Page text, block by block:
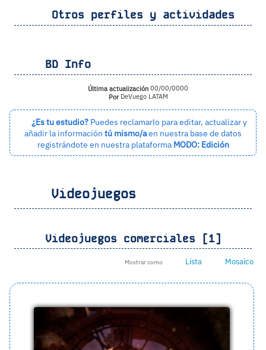
Otros perfiles y actividades
BD Info
Última actualización 00/00/0000
PorDeVuego LATAM
¿Es tu estudio? Puedes reclamarlo para editar, actualizar y
añadir la información tú mismo/aen nuestra base de datos
registrándote en nuestra plataforma MODO: Edición
Videojuegos
Videojuegos comerciales [1]
Mostrar como Lista Mosaico